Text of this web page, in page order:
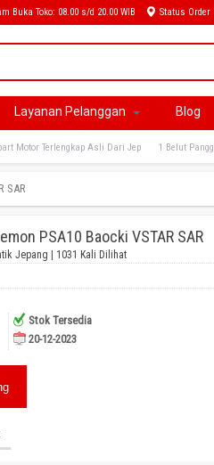
Buka Toko: 08.00 s/d 20.00 WIB Status Order
Layanan Pelanggan Blog
Motor Terlengkap Asli Dari Jep 1 Belut
SAR
PSA10 Baocki VSTAR SAR
Jepang | 1031 Kali Dilihat
Stok Tersedia
20-12-2023